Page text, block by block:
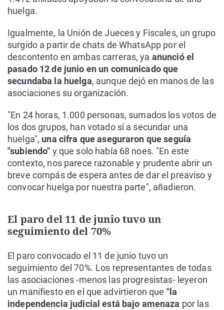
huelga.
Igualmente, la Unión de Jueces y Fiscales, un grupo
surgido a partir de chats de WhatsApp por el
descontento en ambas carreras, ya anunció el
pasado 12 de junio en un comunicado que
secundaba la huelga, aunque dejó en manos de las
asociaciones su organización.
"En 24 horas, 1.000 personas, sumados los votos de
los dos grupos, han votado sí a secundar una
huelga", una cifra que aseguraron que seguía
"subiendo" y que solo había 68 noes. "En este
contexto, nos parece razonable y prudente abrir un
breve compás de espera antes de dar el preaviso y
convocar huelga por nuestra parte", añadieron.
El paro del 11 de junio tuvo un
seguimiento del 70%
El paro convocado el 11 de junio tuvo un
seguimiento del 70%. Los representantes de todas
las asociaciones -menos las progresistas- leyeron
un manifiesto en el que advirtieron que "la
independencia judicial está bajo amenaza por las